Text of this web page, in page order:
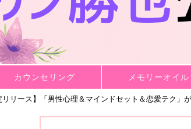
カウンセリング メモリーオイル
リリース】「男性心理＆マインドセット＆恋愛テク」